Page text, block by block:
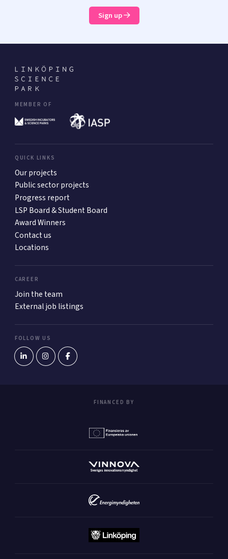
Sign up
MEMBER OF
QUICK LINKS
Our projects
Public sector projects
Progress report
LSP Board & Student Board
Award Winners
Contact us
Locations
CAREER
Join the team
External job listings
FOLLOW US
FINANCED BY